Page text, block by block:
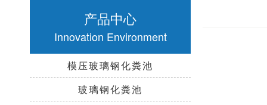
产品中心
Innovation Environment
模压玻璃钢化粪池
玻璃钢化粪池